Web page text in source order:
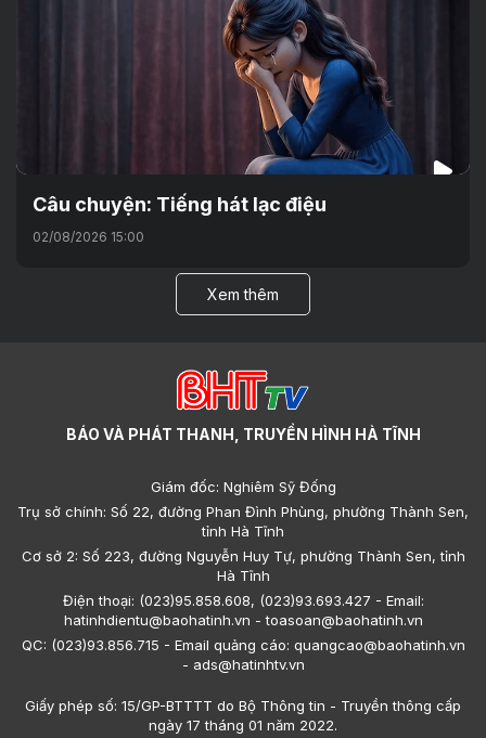
Câu chuyện: Tiếng hát lạc điệu
02/08/2026 15:00
Xem thêm
BÁO VÀ PHÁT THANH, TRUYỀN HÌNH HÀ TĨNH
Giám đốc: Nghiêm Sỹ Đống
Trụ sở chính: Số 22, đường Phan Đình Phùng, phường Thành Sen,
tỉnh Hà Tĩnh
Cơ sở 2: Số 223, đường Nguyễn Huy Tự, phường Thành Sen, tỉnh
Hà Tĩnh
Điện thoại: (023)95.858.608, (023)93.693.427 - Email:
hatinhdientu@baohatinh.vn - toasoan@baohatinh.vn
QC: (023)93.856.715 - Email quảng cáo: quangcao@baohatinh.vn
- ads@hatinhtv.vn
Giấy phép số: 15/GP-BTTTT do Bộ Thông tin - Truyền thông cấp
ngày 17 tháng 01 năm 2022.